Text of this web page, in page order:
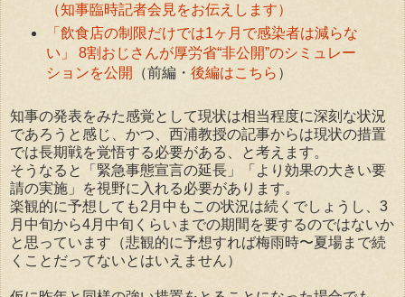
（知事臨時記者会見をお伝えします）
「飲食店の制限だけでは1ヶ月で感染者は減らな
い」 8割おじさんが厚労省“非公開”のシミュレー
ションを公開 （前編・ 後編はこちら ）
知事の発表をみた感覚として現状は相当程度に深刻な状況
であろうと感じ、かつ、西浦教授の記事からは現状の措置
では長期戦を覚悟する必要がある、と考えます。
そうなると「緊急事態宣言の延長」「より効果の大きい要
請の実施」を視野に入れる必要があります。
楽観的に予想しても2月中もこの状況は続くでしょうし、3
月中旬から4月中旬くらいまでの期間を要するのではないか
と思っています（悲観的に予想すれば梅雨時〜夏場まで続
くことだってないとはいえません）